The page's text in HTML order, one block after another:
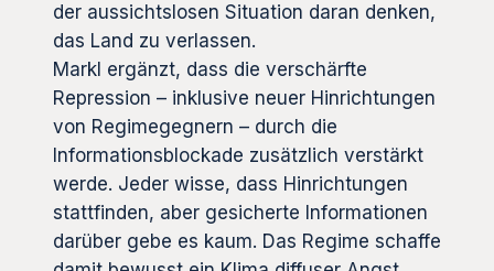
der aussichtslosen Situation daran denken,
das Land zu verlassen.
Markl ergänzt, dass die verschärfte
Repression – inklusive neuer Hinrichtungen
von Regimegegnern – durch die
Informationsblockade zusätzlich verstärkt
werde. Jeder wisse, dass Hinrichtungen
stattfinden, aber gesicherte Informationen
darüber gebe es kaum. Das Regime schaffe